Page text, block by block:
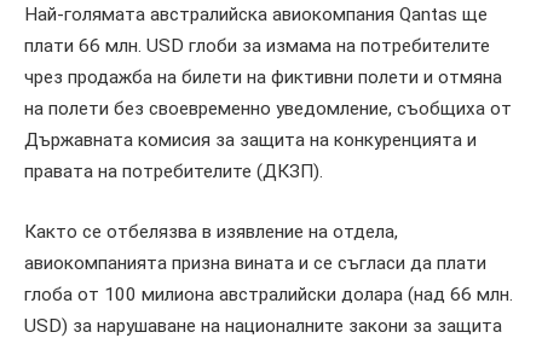
Най-голямата австралийска авиокомпания Qantas ще
плати 66 млн. USD глоби за измама на потребителите
чрез продажба на билети на фиктивни полети и отмяна
на полети без своевременно уведомление, съобщиха от
Държавната комисия за защита на конкуренцията и
правата на потребителите (ДКЗП).
Както се отбелязва в изявление на отдела,
авиокомпанията призна вината и се съгласи да плати
глоба от 100 милиона австралийски долара (над 66 млн.
USD) за нарушаване на националните закони за защита